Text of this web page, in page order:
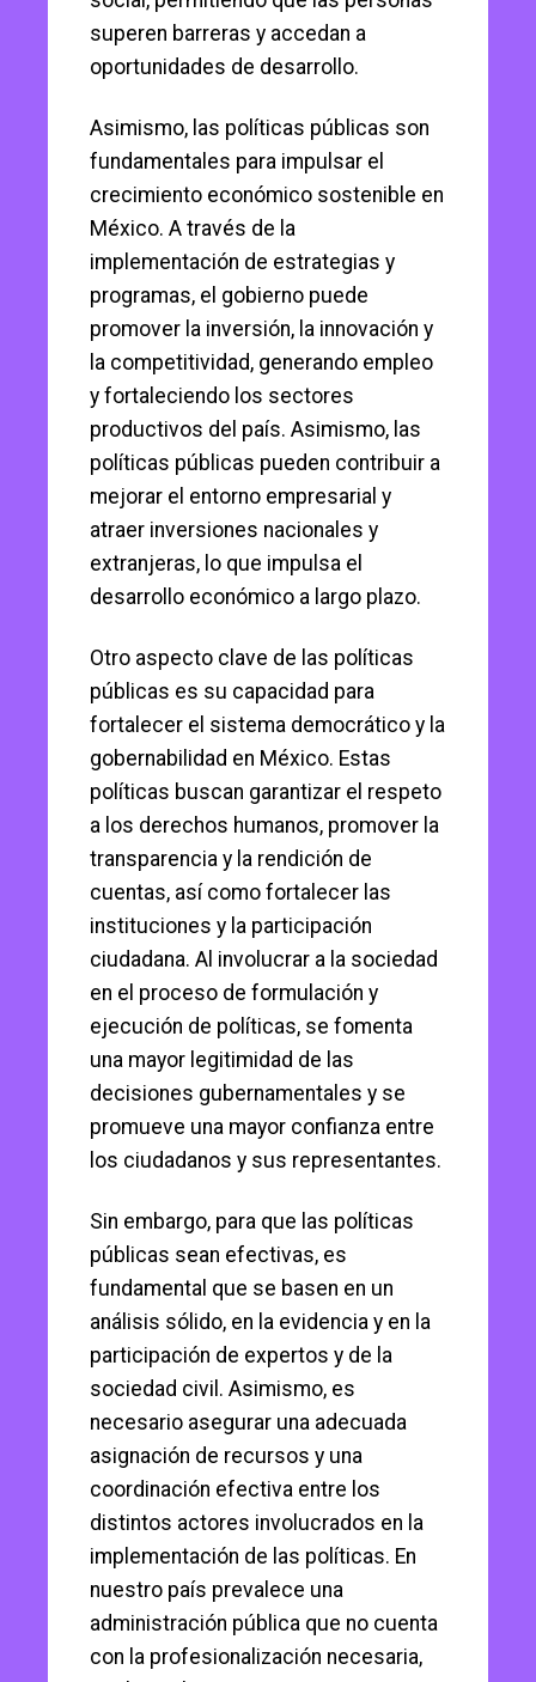
superen barreras y accedan a
oportunidades de desarrollo.
Asimismo, las políticas públicas son
fundamentales para impulsar el
crecimiento económico sostenible en
México. A través de la
implementación de estrategias y
programas, el gobierno puede
promover la inversión, la innovación y
la competitividad, generando empleo
y fortaleciendo los sectores
productivos del país. Asimismo, las
políticas públicas pueden contribuir a
mejorar el entorno empresarial y
atraer inversiones nacionales y
extranjeras, lo que impulsa el
desarrollo económico a largo plazo.
Otro aspecto clave de las políticas
públicas es su capacidad para
fortalecer el sistema democrático y la
gobernabilidad en México. Estas
políticas buscan garantizar el respeto
a los derechos humanos, promover la
transparencia y la rendición de
cuentas, así como fortalecer las
instituciones y la participación
ciudadana. Al involucrar a la sociedad
en el proceso de formulación y
ejecución de políticas, se fomenta
una mayor legitimidad de las
decisiones gubernamentales y se
promueve una mayor confianza entre
los ciudadanos y sus representantes.
Sin embargo, para que las políticas
públicas sean efectivas, es
fundamental que se basen en un
análisis sólido, en la evidencia y en la
participación de expertos y de la
sociedad civil. Asimismo, es
necesario asegurar una adecuada
asignación de recursos y una
coordinación efectiva entre los
distintos actores involucrados en la
implementación de las políticas. En
nuestro país prevalece una
administración pública que no cuenta
con la profesionalización necesaria,